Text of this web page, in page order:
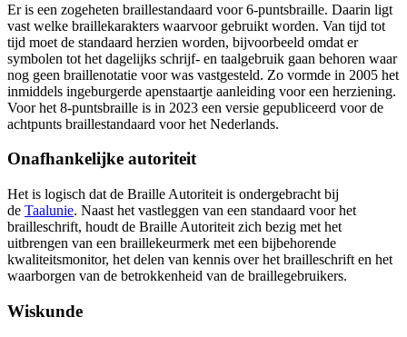
Er is een zogeheten braillestandaard voor 6-puntsbraille. Daarin ligt
vast welke braillekarakters waarvoor gebruikt worden. Van tijd tot
tijd moet de standaard herzien worden, bijvoorbeeld omdat er
symbolen tot het dagelijks schrijf- en taalgebruik gaan behoren waar
nog geen braillenotatie voor was vastgesteld. Zo vormde in 2005 het
inmiddels ingeburgerde apenstaartje aanleiding voor een herziening.
Voor het 8-puntsbraille is in 2023 een versie gepubliceerd voor de
achtpunts braillestandaard voor het Nederlands.
Onafhankelijke autoriteit
Het is logisch dat de Braille Autoriteit is ondergebracht bij
de Taalunie. Naast het vastleggen van een standaard voor het
brailleschrift, houdt de Braille Autoriteit zich bezig met het
uitbrengen van een braillekeurmerk met een bijbehorende
kwaliteitsmonitor, het delen van kennis over het brailleschrift en het
waarborgen van de betrokkenheid van de braillegebruikers.
Wiskunde